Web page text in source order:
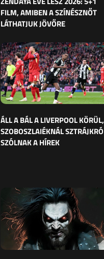
FILM, AMIBEN A SZÍNÉSZNŐT
LÁTHATJUK JÖVŐRE
ÁLL A BÁL A LIVERPOOL KÖRÜL,
SZOBOSZLAIÉKNÁL
SZÓLNAK A HÍREK